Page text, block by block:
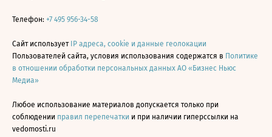
Телефон: +7 495 956-34-58
Сайт использует IP адреса, cookie и данные геолокации
Пользователей сайта, условия использования содержатся в Политике
в отношении обработки персональных данных АО «Бизнес Ньюс
Медиа»
Любое использование материалов допускается только при
соблюдении правил перепечатки и при наличии гиперссылки на
vedomosti.ru